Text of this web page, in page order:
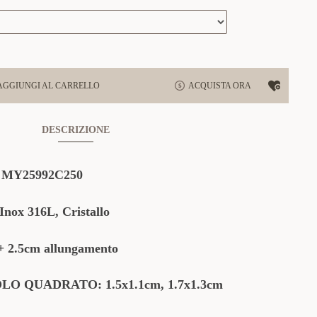
AL CARRELLO ACQUISTA ORA
DESCRIZIONE
MY25992C250
316L, Cristallo
allungamento
QUADRATO: 1.5x1.1cm, 1.7x1.3cm